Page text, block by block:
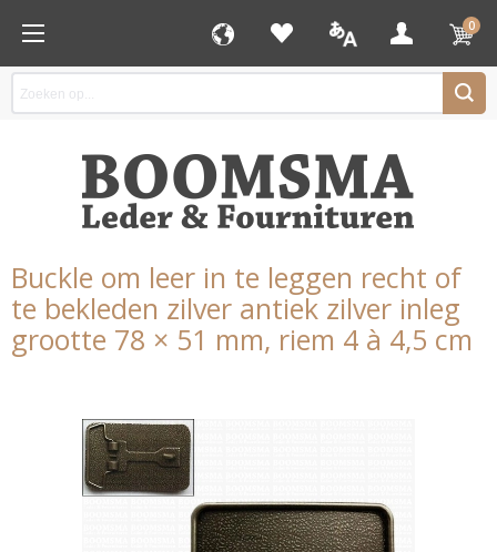
0
Buckle om leer in te leggen recht of
te bekleden zilver antiek zilver inleg
grootte 78 × 51 mm, riem 4 à 4,5 cm